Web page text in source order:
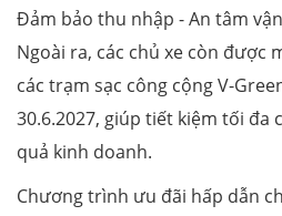
Đảm bảo thu nhập - An tâm
Ngoài ra, các chủ xe còn được
các trạm sạc công cộng V-
30.6.2027, giúp tiết kiệm tối đa
quả kinh doanh.
Chương trình ưu đãi hấp dẫn